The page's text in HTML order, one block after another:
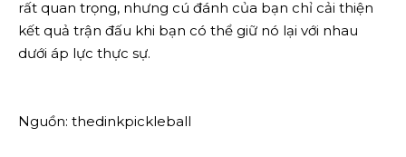
rất quan trọng, nhưng cú đánh của bạn chỉ cải thiện
kết quả trận đấu khi bạn có thể giữ nó lại với nhau
dưới áp lực thực sự.
Nguồn: thedinkpickleball